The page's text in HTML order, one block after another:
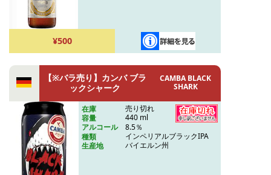
¥500
【※バラ売り】カンバ ブラ
ックシャーク
CAMBA BLACK
SHARK
在庫
売り切れ
容量
440 ml
アルコール
8.5％
種類
インペリアルブラックIPA
生産地
バイエルン州